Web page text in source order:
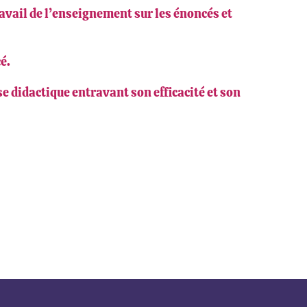
de l’enseignement sur les énoncés et
didactique entravant son efficacité et son